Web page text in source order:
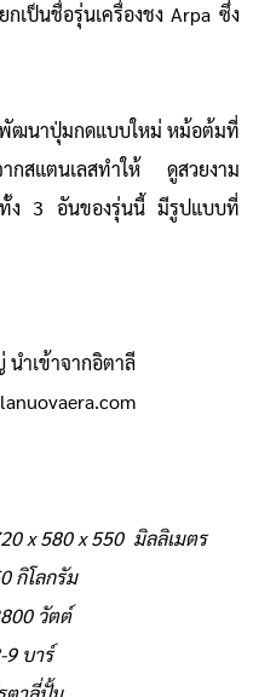
เป็นชื่อรุ่นเครื่องชง Arpa ซึ่ง
พัฒนาปุ่มกดแบบใหม่ หม้อต้มที่
กสแตนเลสทำให้ ดูสวยงาม
ง 3 อันของรุ่นนี้ มีรูปแบบที่
นำเข้าจากอิตาลี
x 580 x 550 มิลลิเมตร
กิโลกรัม
วัตต์
9 บาร์